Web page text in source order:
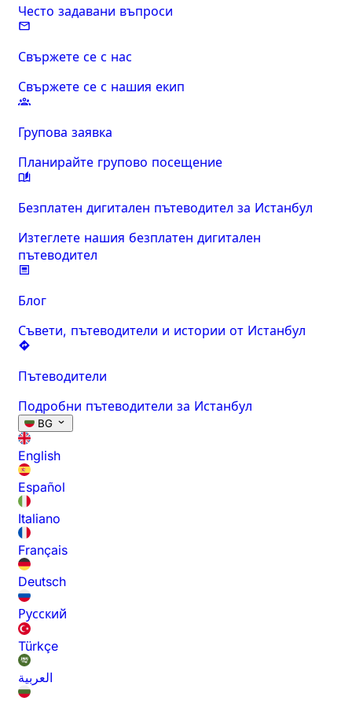
Често задавани въпроси
Свържете се с нас
Свържете се с нашия екип
Групова заявка
Планирайте групово посещение
Безплатен дигитален пътеводител за Истанбул
Изтеглете нашия безплатен дигитален
пътеводител
Блог
Съвети, пътеводители и истории от Истанбул
Пътеводители
Подробни пътеводители за Истанбул
BG
English
Español
Italiano
Français
Deutsch
Русский
Türkçe
العربية